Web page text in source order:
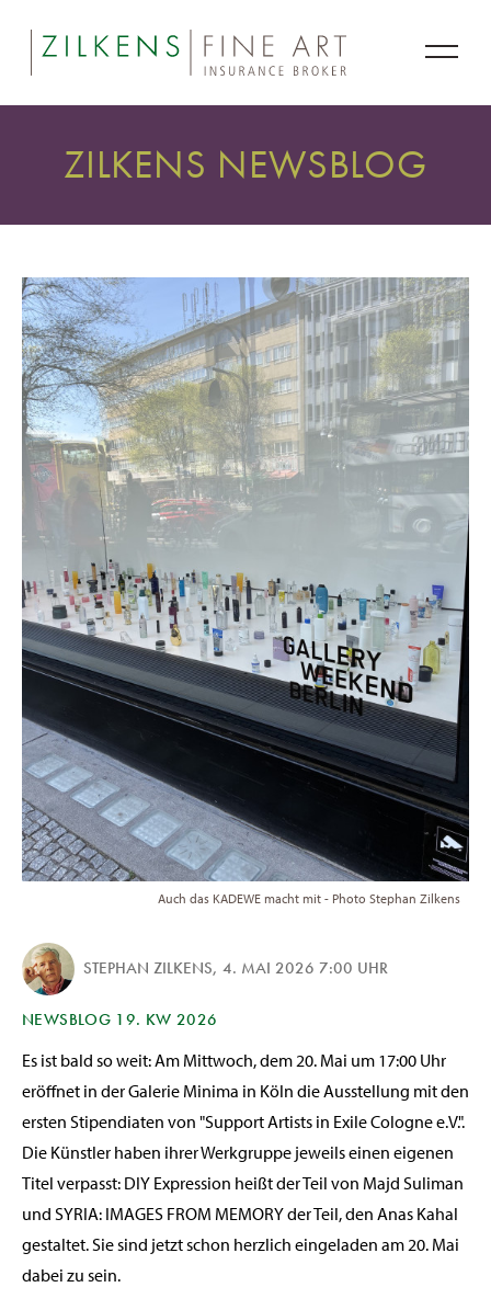
ZILKENS NEWSBLOG
Auch das KADEWE macht mit - Photo Stephan Zilkens
STEPHAN ZILKENS, 4. MAI 2026 7:00 UHR
NEWSBLOG 19. KW 2026
Es ist bald so weit: Am Mittwoch, dem 20. Mai um 17:00 Uhr
eröffnet in der Galerie Minima in Köln die Ausstellung mit den
ersten Stipendiaten von "Support Artists in Exile Cologne e.V.".
Die Künstler haben ihrer Werkgruppe jeweils einen eigenen
Titel verpasst: DIY Expression heißt der Teil von Majd Suliman
und SYRIA: IMAGES FROM MEMORY der Teil, den Anas Kahal
gestaltet. Sie sind jetzt schon herzlich eingeladen am 20. Mai
dabei zu sein.